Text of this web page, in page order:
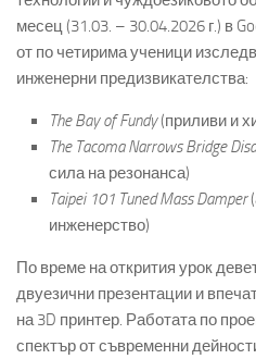
месец (31.03. – 30.04.2026 г.) в
от по четирима ученици
инженерни предизвикателства:
The Bay of Fundy(приливи и
The Tacoma Narrows Bridge
сила на резонанса)
Taipei 101 Tuned Mass Damper
инженерство)
По време на открития урок
двуезични презентации и
на 3D принтер. Работата по
спектър от съвременни